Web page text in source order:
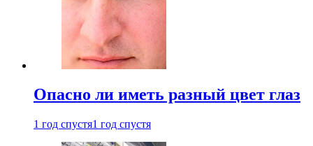
Опасно ли иметь разный цвет глаз
1 год спустя1 год спустя